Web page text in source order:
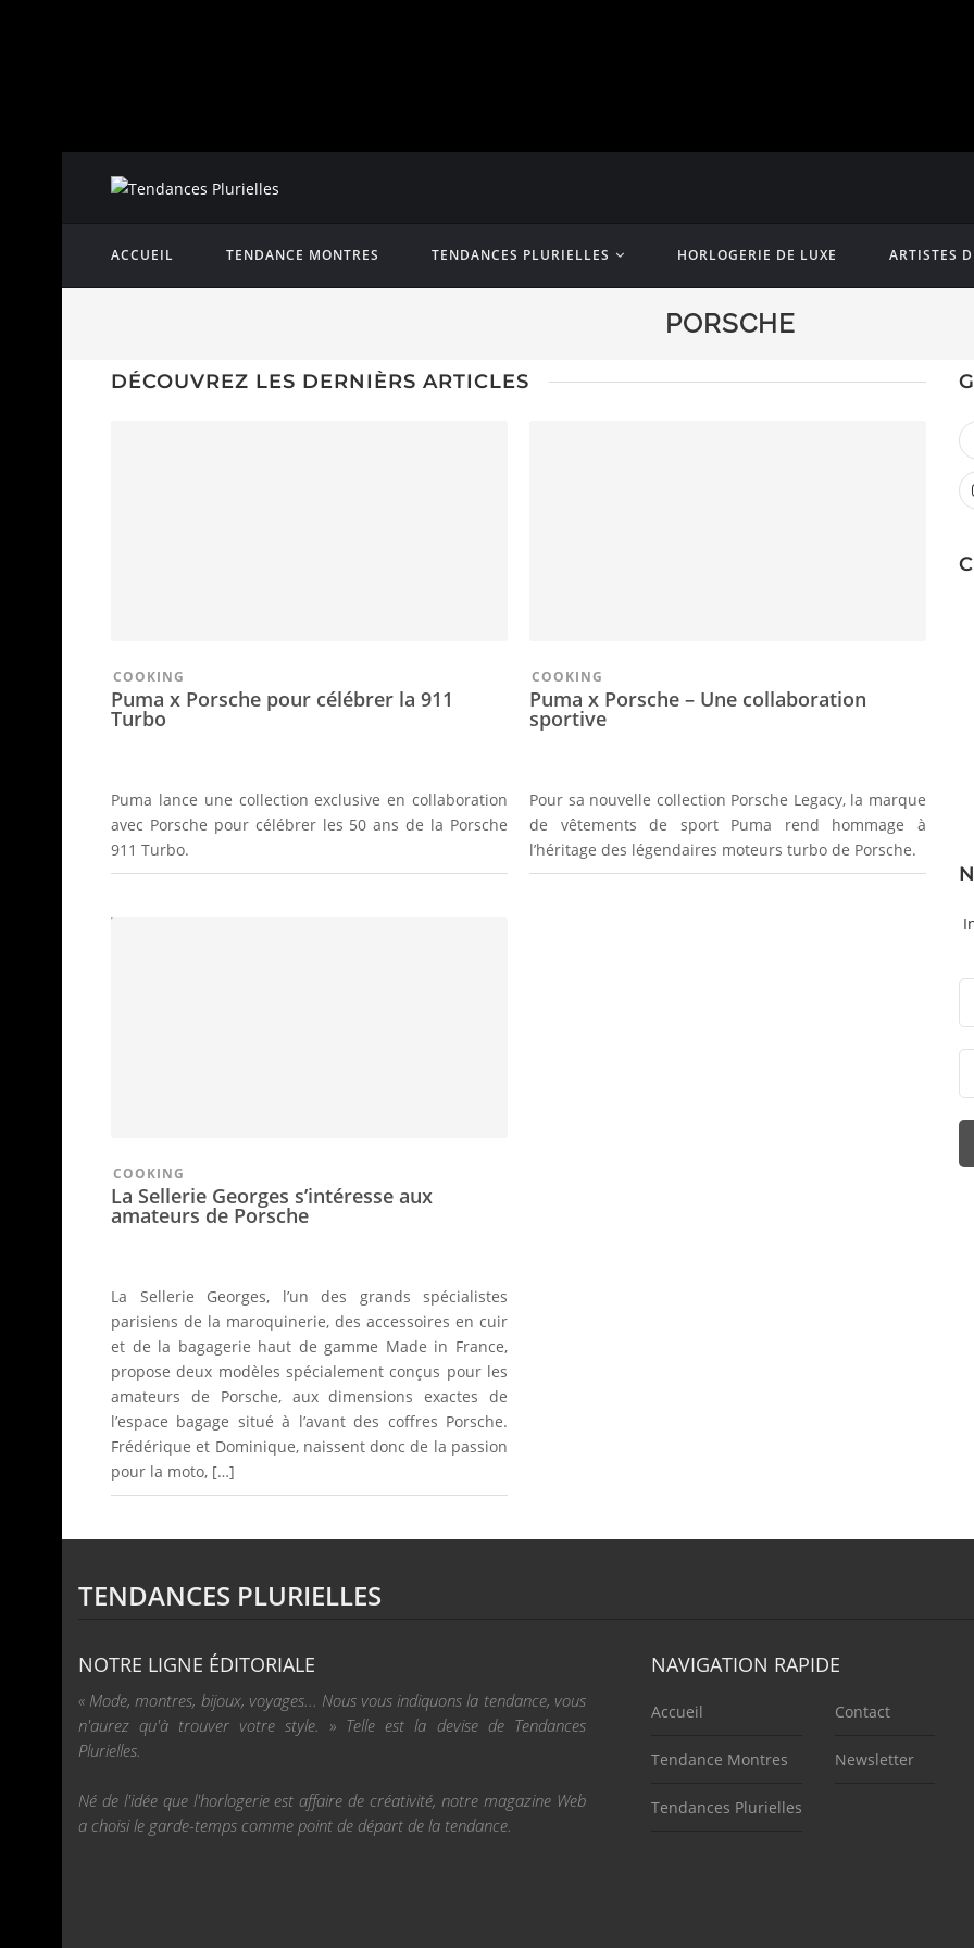
ACCUEIL TENDANCE MONTRES TENDANCES PLURIELLES HORLOGERIE DE LUXE ARTISTES
PORSCHE
DÉCOUVREZ LES DERNIÈRS ARTICLES
COOKING
Puma x Porsche pour célébrer la 911
Turbo
Puma lance une collection exclusive en collaboration
avec Porsche pour célébrer les 50 ans de la Porsche
911 Turbo.
COOKING
Puma x Porsche – Une collaboration
sportive
Pour sa nouvelle collection Porsche Legacy, la marque
de vêtements de sport Puma rend hommage à
l’héritage des légendaires moteurs turbo de Porsche.
COOKING
La Sellerie Georges s’intéresse aux
amateurs de Porsche
La Sellerie Georges, l’un des grands spécialistes
parisiens de la maroquinerie, des accessoires en cuir
et de la bagagerie haut de gamme Made in France,
propose deux modèles spécialement conçus pour les
amateurs de Porsche, aux dimensions exactes de
l’espace bagage situé à l’avant des coffres Porsche.
Frédérique et Dominique, naissent donc de la passion
pour la moto, […]
TENDANCES PLURIELLES
NOTRE LIGNE ÉDITORIALE
« Mode, montres, bijoux, voyages... Nous vous indiquons la tendance, vous
n'aurez qu'à trouver votre style. » Telle est la devise de Tendances
Plurielles.
Né de l'idée que l'horlogerie est affaire de créativité, notre magazine Web
a choisi le garde-temps comme point de départ de la tendance.
NAVIGATION RAPIDE
Accueil
Tendance Montres
Tendances Plurielles
Contact
Newsletter